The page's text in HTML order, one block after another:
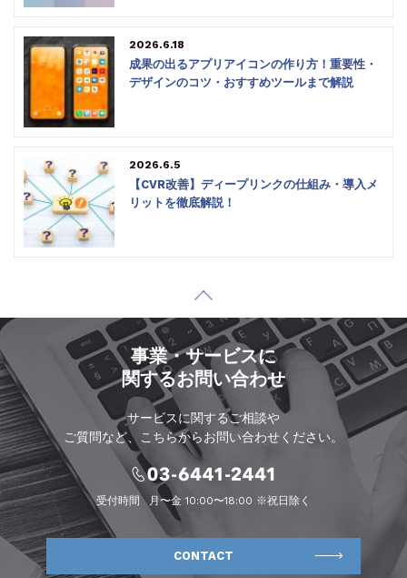
2026.6.18
成果の出るアプリアイコンの作り方！重要性・
デザインのコツ・おすすめツールまで解説
2026.6.5
【CVR改善】ディープリンクの仕組み・導入メ
リットを徹底解説！
事業・サービスに
関するお問い合わせ
サービスに関するご相談や
ご質問など、こちらからお問い合わせください。
受付時間 月〜金 10:00〜18:00 ※祝日除く
CONTACT